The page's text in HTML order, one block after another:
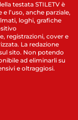
testata STILETV è
l’uso, anche parziale,
loghi, grafiche
registrazioni, cover e
La redazione
sito. Non potendo
ad eliminarli su
e oltraggiosi.